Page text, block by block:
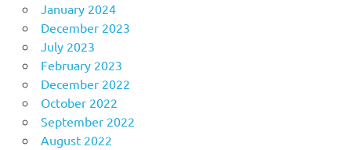
January 2024
December 2023
July 2023
February 2023
December 2022
October 2022
September 2022
August 2022